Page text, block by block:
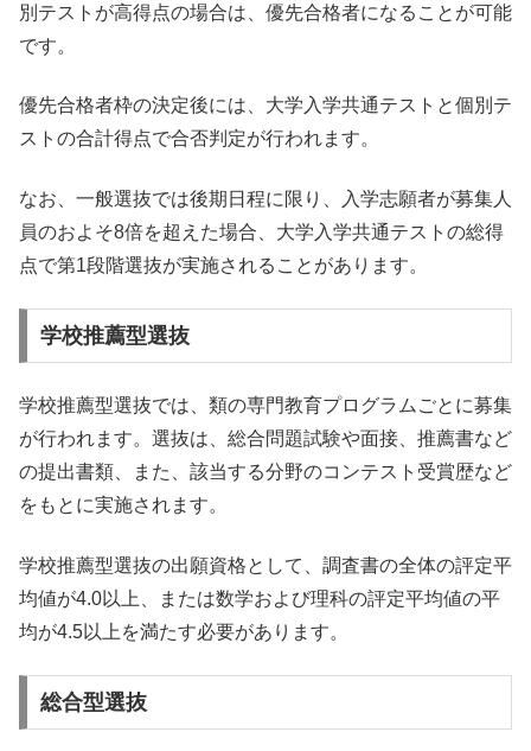
別テストが高得点の場合は、優先合格者になることが可能
です。
優先合格者枠の決定後には、大学入学共通テストと個別テ
ストの合計得点で合否判定が行われます。
なお、一般選抜では後期日程に限り、入学志願者が募集人
員のおよそ8倍を超えた場合、大学入学共通テストの総得
点で第1段階選抜が実施されることがあります。
学校推薦型選抜
学校推薦型選抜では、類の専門教育プログラムごとに募集
が行われます。選抜は、総合問題試験や面接、推薦書など
の提出書類、また、該当する分野のコンテスト受賞歴など
をもとに実施されます。
学校推薦型選抜の出願資格として、調査書の全体の評定平
均値が4.0以上、または数学および理科の評定平均値の平
均が4.5以上を満たす必要があります。
総合型選抜